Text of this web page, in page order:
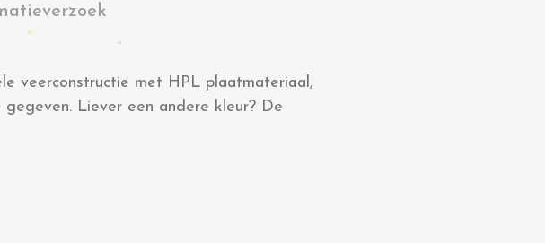
veerconstructie met HPL plaatmateriaal,
Liever een andere kleur? De